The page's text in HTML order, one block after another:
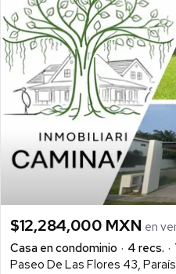
$12,284,000 MXN en
Casa en condominio
4 recs.